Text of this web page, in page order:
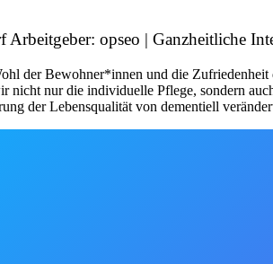
opseo | Ganzheitliche
der Bewohner*innen und die
nur die individuelle Pflege, sondern
der Lebensqualität von dementiell